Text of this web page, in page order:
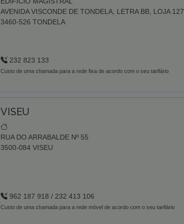
AVENIDA VISCONDE DE TONDELA, LETRA BB, LOJA 127
3460-526 TONDELA
232 823 133
Custo de uma chamada para a rede fixa de acordo com o seu tarifário
VISEU
RUA DO ARRABALDE Nº 55
3500-084 VISEU
962 187 918 / 232 413 106
Custo de uma chamada para a rede móvel de acordo com o seu tarifário